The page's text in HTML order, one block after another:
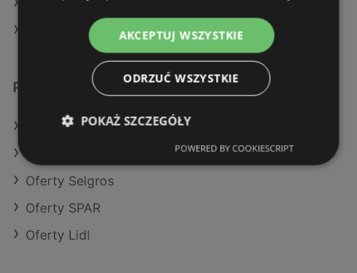
Aktualne gazetki Action
Aktualne gazetki E.Leclerc
Podobne sklepy detaliczne
Oferty POLOmarket
Oferty Selgros
Oferty SPAR
Oferty Lidl
AKCEPTUJ WSZYSTKIE
ODRZUĆ WSZYSTKIE
POKAŻ SZCZEGÓŁY
POWERED BY COOKIESCRIPT